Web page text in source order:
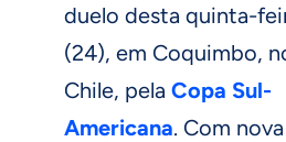
duelo desta quinta-
(24), em Coquimbo,
Chile, pela Copa Sul-
Americana. Com nova